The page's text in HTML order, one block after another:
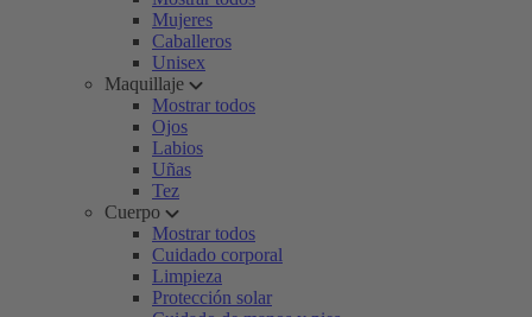
Mujeres
Caballeros
Unisex
Maquillaje
Mostrar todos
Ojos
Labios
Uñas
Tez
Cuerpo
Mostrar todos
Cuidado corporal
Limpieza
Protección solar